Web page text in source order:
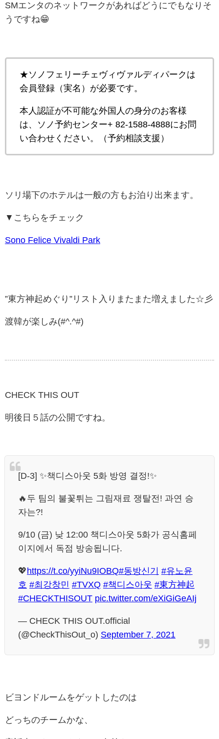
SMエンタのネットワークがあればどうにでもなりそ
うですね😁
★ソノフェリーチェヴィヴァルディパークは
会員登録（実名）が必要です。
本人認証が不可能な外国人の身分のお客様
は、ソノ予約センター+ 82-1588-4888にお問
い合わせください。（予約相談支援）
ソリ場下のホテルは一般の方もお泊り出来ます。
▼こちらをチェック
Sono Felice Vivaldi Park
”東方神起めぐり”リスト入りまたまた増えました☆彡
渡韓が楽しみ(#^.^#)
CHECK THIS OUT
明後日５話の公開ですね。
[D-3] ✨책디스아웃 5화 방영 결정!✨
🔥두 팀의 불꽃튀는 그림재료 쟁탈전! 과연 승
자는?!
9/10 (금) 낮 12:00 책디스아웃 5화가 공식홈페
이지에서 독점 방송됩니다.
💖 https://t.co/yyiNu9IOBQ#동방신기
#유노윤
호 #최강창민 #TVXQ #책디스아웃 #東方神起
#CHECKTHISOUT pic.twitter.com/eXiGiGeAIj
— CHECK THIS OUT.official
(@CheckThisOut_o) September 7, 2021
ビヨンドルームをゲットしたのは
どっちのチームかな、